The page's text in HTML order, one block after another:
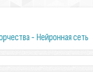
- Нейронная сеть